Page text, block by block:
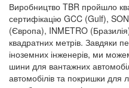
Виробництво TBR пройшло
сертифікацію GCC (Gulf),
(Європа), INMETRO
квадратних метрів. Завдяки
іноземних інженерів, ми
шини для вантажних
автомобілів та покришки для